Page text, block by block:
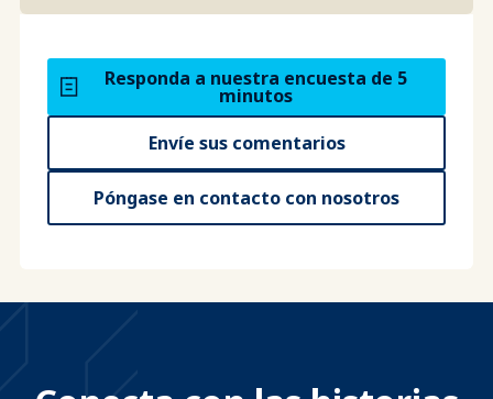
Responda a nuestra encuesta de 5
minutos
Envíe sus comentarios
Póngase en contacto con nosotros